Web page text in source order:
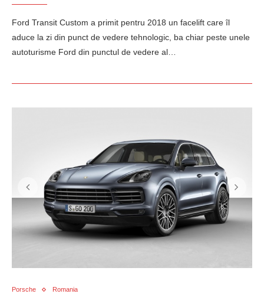
Ford Transit Custom a primit pentru 2018 un facelift care îl
aduce la zi din punct de vedere tehnologic, ba chiar peste unele
autoturisme Ford din punctul de vedere al…
Porsche Romania